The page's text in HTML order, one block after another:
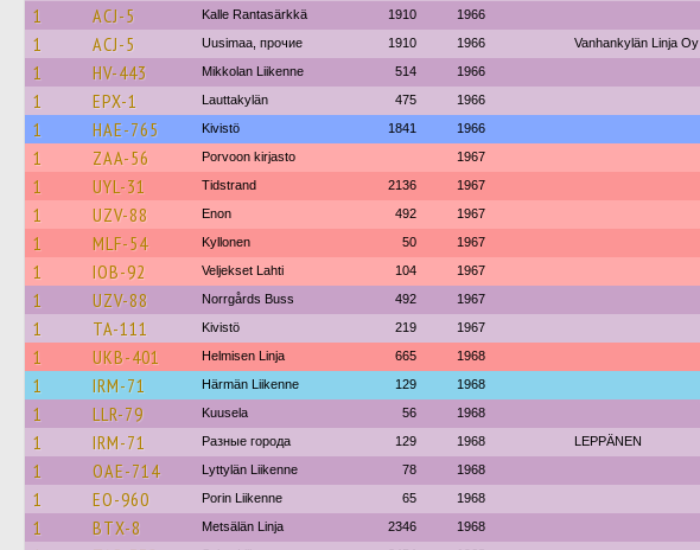
1 ACJ-5 Kalle Rantasärkkä 1910 1966
1 ACJ-5 Uusimaa, прочие 1910 1966 Vanhankylän Linja Oy
1 HV-443 Mikkolan Liikenne 514 1966
1 EPX-1 Lauttakylän 475 1966
1 HAE-765 Kivistö 1841 1966
1 ZAA-56 Porvoon kirjasto 1967
1 UYL-31 Tidstrand 2136 1967
1 UZV-88 Enon 492 1967
1 MLF-54 Kyllonen 50 1967
1 IOB-92 Veljekset Lahti 104 1967
1 UZV-88 Norrgårds Buss 492 1967
1 TA-111 Kivistö 219 1967
1 UKB-401 Helmisen Linja 665 1968
1 IRM-71 Härmän Liikenne 129 1968
1 LLR-79 Kuusela 56 1968
1 IRM-71 Разные города 129 1968 LEPPÄNEN
1 OAE-714 Lyttylän Liikenne 78 1968
1 EO-960 Porin Liikenne 65 1968
1 BTX-8 Metsälän Linja 2346 1968